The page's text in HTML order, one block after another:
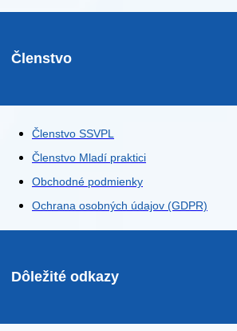
Členstvo
Členstvo SSVPL
Členstvo Mladí praktici
Obchodné podmienky
Ochrana osobných údajov (GDPR)
Dôležité odkazy